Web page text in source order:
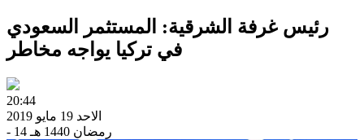
رئيس غرفة الشرقية: المستثمر السعودي
في تركيا يواجه مخاطر
20:44
الاحد 19 مايو 2019
- 14 رمضان 1440 هـ